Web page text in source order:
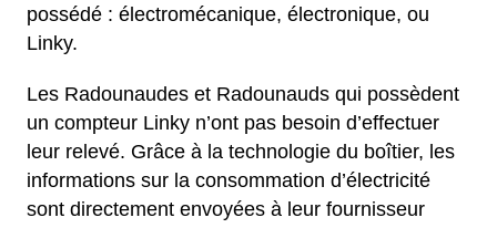
possédé : électromécanique, électronique, ou
Linky.
Les Radounaudes et Radounauds qui possèdent
un compteur Linky n’ont pas besoin d’effectuer
leur relevé. Grâce à la technologie du boîtier, les
informations sur la consommation d’électricité
sont directement envoyées à leur fournisseur